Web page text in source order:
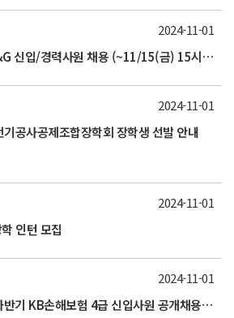
[KT&G] 2024년 KT&G 신입/경력사원 채용 (~11/15(금) 15시까지)
2024-11-01
공사공제조합장학회 장학생 선발 안내
2024-11-01
인턴 모집
2024-11-01
[KB손해보험] 2024 하반기 KB손해보험 4급 신입사원 공개채용 (~11/13(수) 23시까지)
2024-11-01